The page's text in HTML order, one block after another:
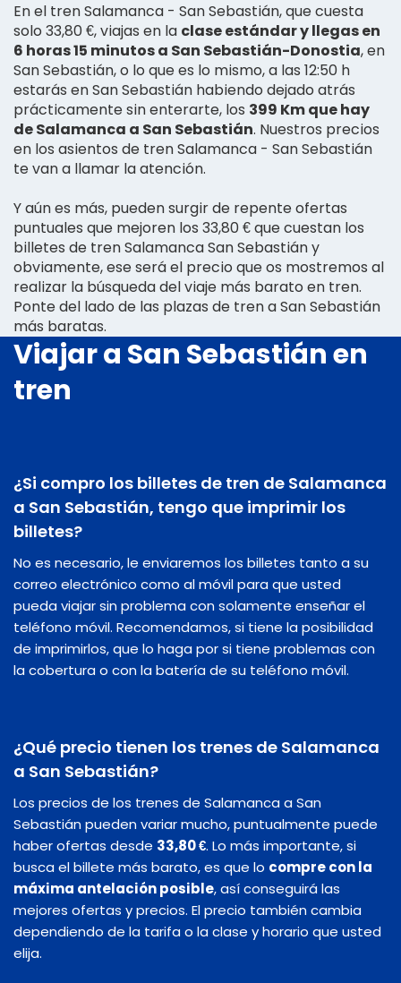
En el tren Salamanca - San Sebastián, que cuesta
solo 33,80 €, viajas en la clase estándar y llegas en
6 horas 15 minutos a San Sebastián-Donostia, en
San Sebastián, o lo que es lo mismo, a las 12:50 h
estarás en San Sebastián habiendo dejado atrás
prácticamente sin enterarte, los 399 Km que hay
de Salamanca a San Sebastián. Nuestros precios
en los asientos de tren Salamanca - San Sebastián
te van a llamar la atención.
Y aún es más, pueden surgir de repente ofertas
puntuales que mejoren los 33,80 € que cuestan los
billetes de tren Salamanca San Sebastián y
obviamente, ese será el precio que os mostremos al
realizar la búsqueda del viaje más barato en tren.
Ponte del lado de las plazas de tren a San Sebastián
más baratas.
Viajar a San Sebastián en
tren
¿Si compro los billetes de tren de Salamanca
a San Sebastián, tengo que imprimir los
billetes?
No es necesario, le enviaremos los billetes tanto a su
correo electrónico como al móvil para que usted
pueda viajar sin problema con solamente enseñar el
teléfono móvil. Recomendamos, si tiene la posibilidad
de imprimirlos, que lo haga por si tiene problemas con
la cobertura o con la batería de su teléfono móvil.
¿Qué precio tienen los trenes de Salamanca
a San Sebastián?
Los precios de los trenes de Salamanca a San
Sebastián pueden variar mucho, puntualmente puede
haber ofertas desde 33,80 €. Lo más importante, si
busca el billete más barato, es que lo compre con la
máxima antelación posible, así conseguirá las
mejores ofertas y precios. El precio también cambia
dependiendo de la tarifa o la clase y horario que usted
elija.